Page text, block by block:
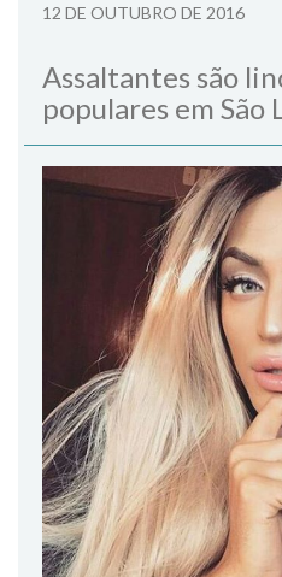
12 DE OUTUBRO DE 2016
Assaltantes são
populares em São